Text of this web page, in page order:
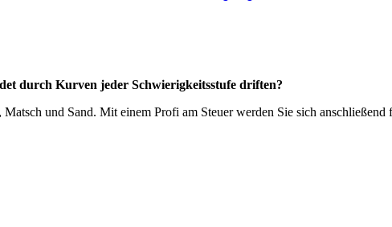
durch Kurven jeder Schwierigkeitsstufe driften?
und Sand. Mit einem Profi am Steuer werden Sie sich